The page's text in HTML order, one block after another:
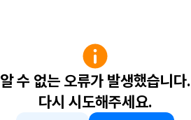
알 수 없는 오류가 발생했습니다.
다시 시도해주세요.